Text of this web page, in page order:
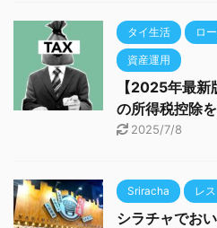
タイ生活 ロ
資産運用
【2025年最
の所得税控除
2025/7/8
Sriracha レ
シラチャでお